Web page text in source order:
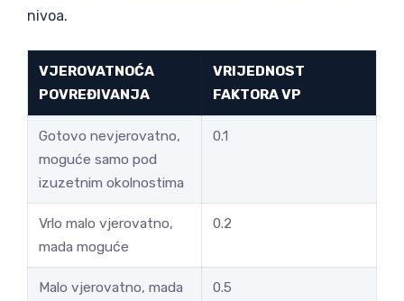
nivoa.
VJEROVATNOĆA
POVREĐIVANJA
VRIJEDNOST
FAKTORA VP
Gotovo nevjerovatno,
moguće samo pod
izuzetnim okolnostima
0.1
Vrlo malo vjerovatno,
mada moguće
0.2
Malo vjerovatno, mada
0.5